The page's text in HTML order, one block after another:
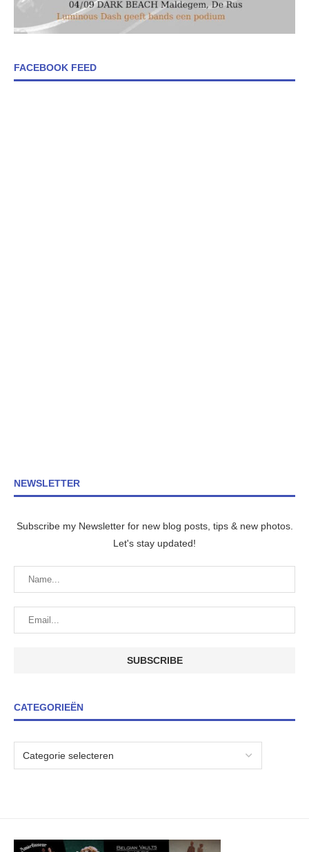
FACEBOOK FEED
NEWSLETTER
Subscribe my Newsletter for new blog posts, tips & new photos.
Let's stay updated!
CATEGORIEËN